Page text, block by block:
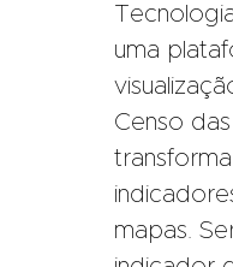
uma
Censo
mapas.